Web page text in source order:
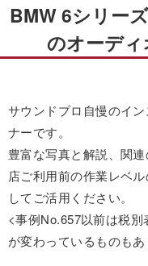
a
t
n
BMW 6シリー
のオーデ
サウンドプロ自慢のイ
ナーです。
豊富な写真と解説、関
店ご利用前の作業レベ
してご活用ください。
<事例No.657以前は税
が変わっているものも